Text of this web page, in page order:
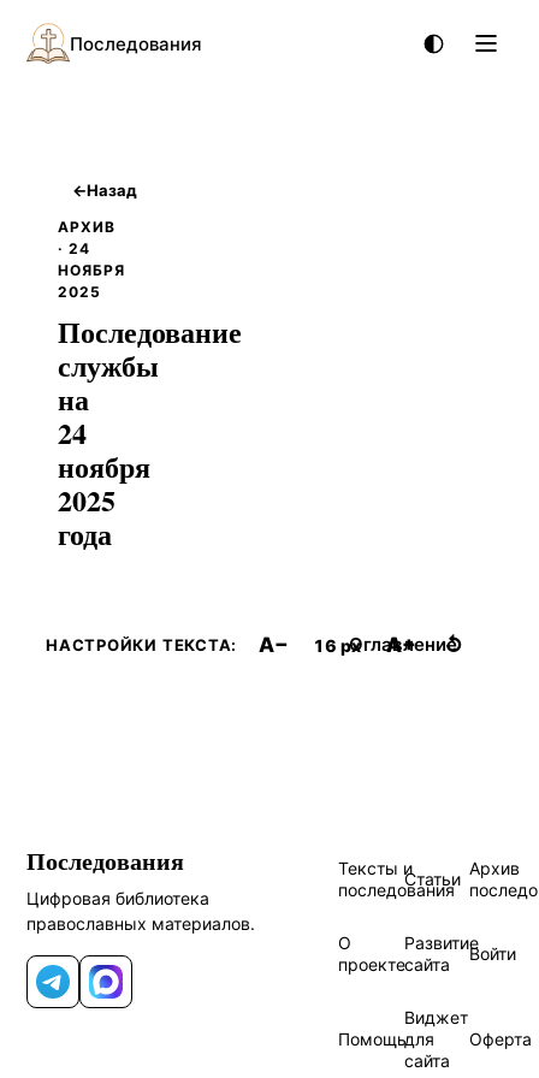
Последования
←Назад
АРХИВ
· 24
НОЯБРЯ
2025
Последование
службы
на
24
ноября
2025
года
НАСТРОЙКИ ТЕКСТА: A− 16 px A+ ↺
Оглавление
Последования
Цифровая библиотека
православных материалов.
Telegram
MAX
Тексты и
последования
Статьи
Архив
О
проекте
Развитие
сайта
Войти
Помощь
Виджет
для
сайта
Оферта